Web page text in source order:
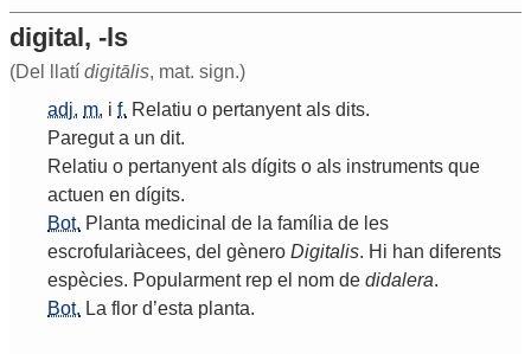
digital, -ls
(Del llatí digitālis, mat. sign.)
adj. m. i f. Relatiu o pertanyent als dits.
Paregut a un dit.
Relatiu o pertanyent als dígits o als instruments que
actuen en dígits.
Bot. Planta medicinal de la família de les
escrofulariàcees, del gènero Digitalis. Hi han diferents
espècies. Popularment rep el nom de didalera.
Bot. La flor d’esta planta.